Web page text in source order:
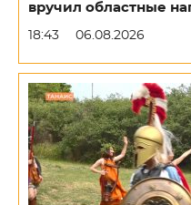
вручил областные
18:43 06.08.2026